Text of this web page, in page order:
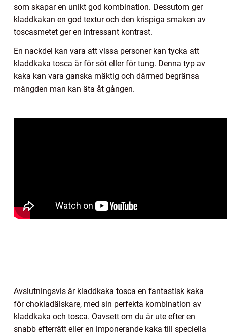
som skapar en unikt god kombination. Dessutom ger
kladdkakan en god textur och den krispiga smaken av
toscasmetet ger en intressant kontrast.
En nackdel kan vara att vissa personer kan tycka att
kladdkaka tosca är för söt eller för tung. Denna typ av
kaka kan vara ganska mäktig och därmed begränsa
mängden man kan äta åt gången.
Avslutningsvis är kladdkaka tosca en fantastisk kaka
för chokladälskare, med sin perfekta kombination av
kladdkaka och tosca. Oavsett om du är ute efter en
snabb efterrätt eller en imponerande kaka till speciella